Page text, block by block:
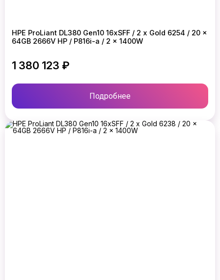
HPE ProLiant DL380 Gen10 16xSFF / 2 x Gold 6254 / 20 x
64GB 2666V HP / P816i-a / 2 x 1400W
1 380 123 ₽
Подробнее